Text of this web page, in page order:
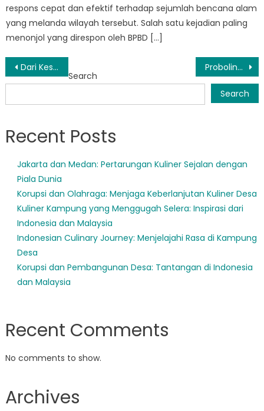
respons cepat dan efektif terhadap sejumlah bencana alam
yang melanda wilayah tersebut. Salah satu kejadian paling
menonjol yang direspon oleh BPBD […]
Post
navigation
Dari Kesiapsiagaan hingga Pemulihan: Peran Badan Penanggulangan Bencana Probolinggo Probolinggo Thanks BPBD Jawa Timur for Swift Response to Recent Disaster
Search
Search
Recent Posts
Jakarta dan Medan: Pertarungan Kuliner Sejalan dengan
Piala Dunia
Korupsi dan Olahraga: Menjaga Keberlanjutan Kuliner Desa
Kuliner Kampung yang Menggugah Selera: Inspirasi dari
Indonesia dan Malaysia
Indonesian Culinary Journey: Menjelajahi Rasa di Kampung
Desa
Korupsi dan Pembangunan Desa: Tantangan di Indonesia
dan Malaysia
Recent Comments
No comments to show.
Archives